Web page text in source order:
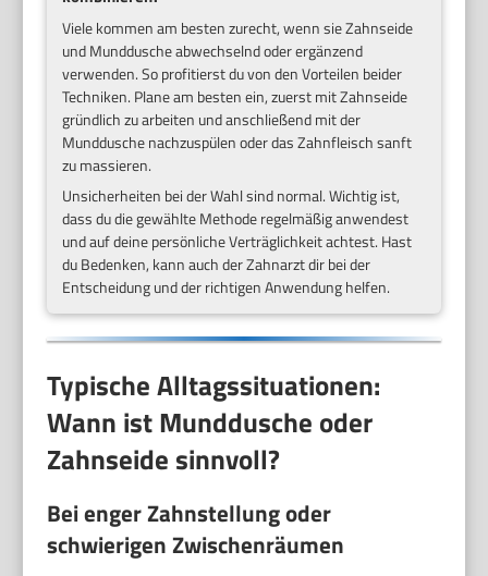
Viele kommen am besten zurecht, wenn sie Zahnseide
und Munddusche abwechselnd oder ergänzend
verwenden. So profitierst du von den Vorteilen beider
Techniken. Plane am besten ein, zuerst mit Zahnseide
gründlich zu arbeiten und anschließend mit der
Munddusche nachzuspülen oder das Zahnfleisch sanft
zu massieren.
Unsicherheiten bei der Wahl sind normal. Wichtig ist,
dass du die gewählte Methode regelmäßig anwendest
und auf deine persönliche Verträglichkeit achtest. Hast
du Bedenken, kann auch der Zahnarzt dir bei der
Entscheidung und der richtigen Anwendung helfen.
Typische Alltagssituationen:
Wann ist Munddusche oder
Zahnseide sinnvoll?
Bei enger Zahnstellung oder
schwierigen Zwischenräumen